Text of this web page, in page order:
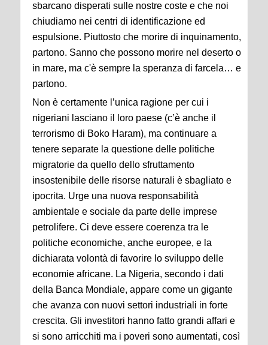
sbarcano disperati sulle nostre coste e che noi
chiudiamo nei centri di identificazione ed
espulsione. Piuttosto che morire di inquinamento,
partono. Sanno che possono morire nel deserto o
in mare, ma c'è sempre la speranza di farcela… e
partono.
Non è certamente l’unica ragione per cui i
nigeriani lasciano il loro paese (c’è anche il
terrorismo di Boko Haram), ma continuare a
tenere separate la questione delle politiche
migratorie da quello dello sfruttamento
insostenibile delle risorse naturali è sbagliato e
ipocrita. Urge una nuova responsabilità
ambientale e sociale da parte delle imprese
petrolifere. Ci deve essere coerenza tra le
politiche economiche, anche europee, e la
dichiarata volontà di favorire lo sviluppo delle
economie africane. La Nigeria, secondo i dati
della Banca Mondiale, appare come un gigante
che avanza con nuovi settori industriali in forte
crescita. Gli investitori hanno fatto grandi affari e
si sono arricchiti ma i poveri sono aumentati, così